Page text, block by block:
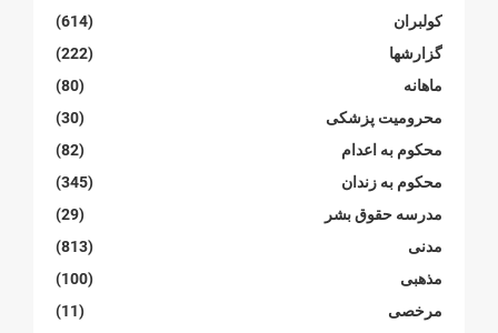
کولبران
(614)
گزارشها
(222)
ماهانە
(80)
محرومیت پزشکی
(30)
محکوم بە اعدام
(82)
محکوم بە زندان
(345)
مدرسە حقوق بشر
(29)
مدنی
(813)
مذهبی
(100)
مرخصی
(11)